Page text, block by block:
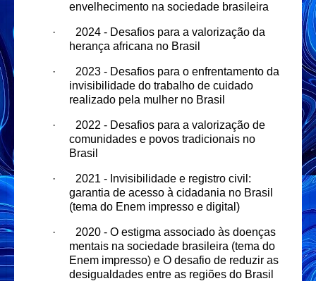
envelhecimento na sociedade brasileira
· 2024 - Desafios para a valorização da
herança africana no Brasil
·
2023 - Desafios para o enfrentamento da
invisibilidade do trabalho de cuidado
realizado pela mulher no Brasil
·
2022 - Desafios para a valorização de
comunidades e povos tradicionais no
Brasil
·
2021 - Invisibilidade e registro civil:
garantia de acesso à cidadania no Brasil
(tema do Enem impresso e digital)
·
2020 - O estigma associado às doenças
mentais na sociedade brasileira (tema do
Enem impresso) e O desafio de reduzir as
desigualdades entre as regiões do Brasil